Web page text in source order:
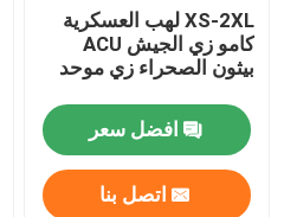
XS-2XL لهب العسكرية
كامو زي الجيش ACU
بيثون الصحراء زي موحد
افضل سعر
اتصل بنا